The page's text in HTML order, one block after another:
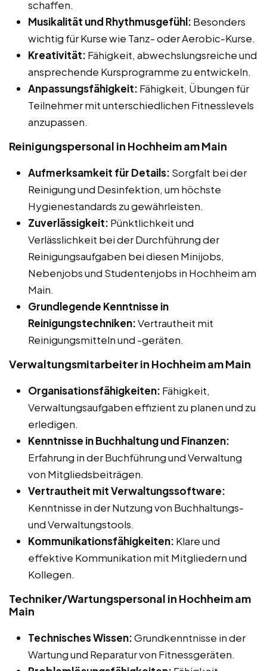
schaffen.
Musikalität und Rhythmusgefühl: Besonders
wichtig für Kurse wie Tanz- oder Aerobic-Kurse.
Kreativität: Fähigkeit, abwechslungsreiche und
ansprechende Kursprogramme zu entwickeln.
Anpassungsfähigkeit: Fähigkeit, Übungen für
Teilnehmer mit unterschiedlichen Fitnesslevels
anzupassen.
Reinigungspersonal in Hochheim am Main
Aufmerksamkeit für Details: Sorgfalt bei der
Reinigung und Desinfektion, um höchste
Hygienestandards zu gewährleisten.
Zuverlässigkeit: Pünktlichkeit und
Verlässlichkeit bei der Durchführung der
Reinigungsaufgaben bei diesen Minijobs,
Nebenjobs und Studentenjobs in Hochheim am
Main.
Grundlegende Kenntnisse in
Reinigungstechniken:Vertrautheit mit
Reinigungsmitteln und -geräten.
Verwaltungsmitarbeiter in Hochheim am Main
Organisationsfähigkeiten: Fähigkeit,
Verwaltungsaufgaben effizient zu planen und zu
erledigen.
Kenntnisse in Buchhaltung und Finanzen:
Erfahrung in der Buchführung und Verwaltung
von Mitgliedsbeiträgen.
Vertrautheit mit Verwaltungssoftware:
Kenntnisse in der Nutzung von Buchhaltungs-
und Verwaltungstools.
Kommunikationsfähigkeiten: Klare und
effektive Kommunikation mit Mitgliedern und
Kollegen.
Techniker/Wartungspersonal in Hochheim am
Main
Technisches Wissen:Grundkenntnisse in der
Wartung und Reparatur von Fitnessgeräten.